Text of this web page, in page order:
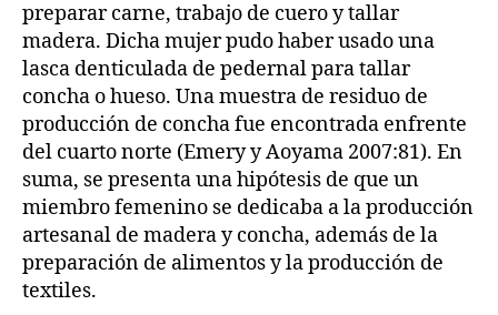
preparar carne, trabajo de cuero y tallar
madera. Dicha mujer pudo haber usado una
lasca denticulada de pedernal para tallar
concha o hueso. Una muestra de residuo de
producción de concha fue encontrada enfrente
del cuarto norte (Emery y Aoyama 2007:81). En
suma, se presenta una hipótesis de que un
miembro femenino se dedicaba a la producción
artesanal de madera y concha, además de la
preparación de alimentos y la producción de
textiles.